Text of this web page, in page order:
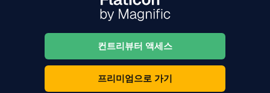
컨트리뷰터 액세스
프리미엄으로 가기